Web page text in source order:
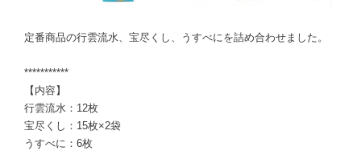
定番商品の行雲流水、宝尽くし、うすべにを詰め合わせました。
***********
【内容】
行雲流水：12枚
宝尽くし：15枚×2袋
うすべに：6枚